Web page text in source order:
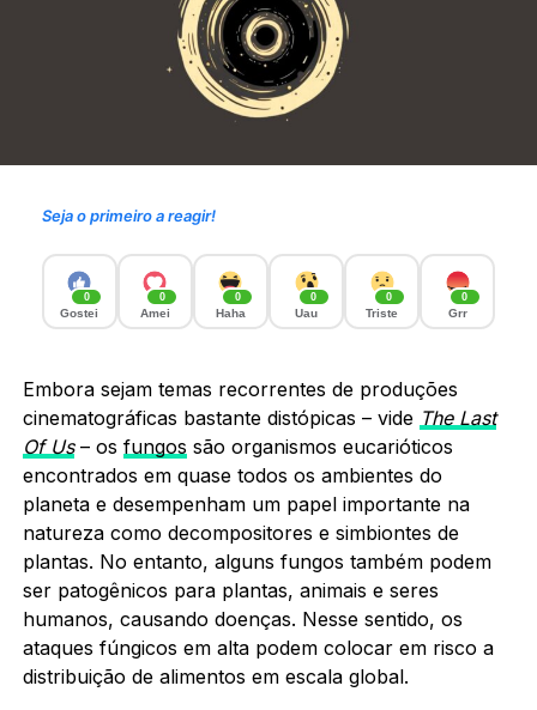
Seja o primeiro a reagir!
0
Gostei
0
Amei
0
Haha
0
Uau
0
Triste
0
Grr
Embora sejam temas recorrentes de produções
cinematográficas bastante distópicas – vide The Last
Of Us– os fungos são organismos eucarióticos
encontrados em quase todos os ambientes do
planeta e desempenham um papel importante na
natureza como decompositores e simbiontes de
plantas. No entanto, alguns fungos também podem
ser patogênicos para plantas, animais e seres
humanos, causando doenças. Nesse sentido, os
ataques fúngicos em alta podem colocar em risco a
distribuição de alimentos em escala global.